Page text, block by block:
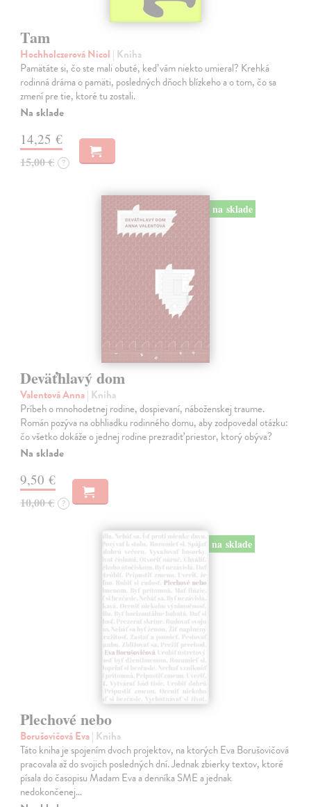
Tam
Hochholczerová Nicol | Kniha
Pamätáte si, čo ste mali obuté, keď vám niekto umieral? Krehká
rodinná dráma o pamäti, posledných dňoch blízkeho a o tom, čo sa
zmení pre tie, ktoré tu zostali.
Na sklade
14,25 €
15,00 € ?
na sklade
Deväťhlavý dom
Valentová Anna| Kniha
Príbeh o mnohodetnej rodine, dospievaní, náboženskej traume.
Román pozýva na obhliadku rodinného domu, aby zodpovedal otázku:
čo všetko dokáže o jednej rodine prezradiť priestor, ktorý obýva?
Na sklade
9,50 €
10,00 € ?
na sklade
Plechové nebo
Borušovičová Eva| Kniha
Táto kniha je spojením dvoch projektov, na ktorých Eva Borušovičová
pracovala až do svojich posledných dní. Jednak zbierky textov, ktoré
písala do časopisu Madam Eva a denníka SME a jednak
nedokončenej…